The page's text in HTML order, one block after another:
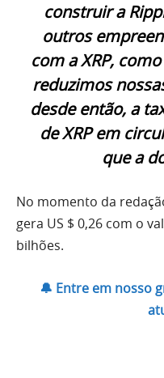
construir a
outros
com a XRP,
reduzimos
desde então, a
de XRP em
que a
No momento da
gera US $ 0,26 com o
bilhões.
🔔 Entre em nosso